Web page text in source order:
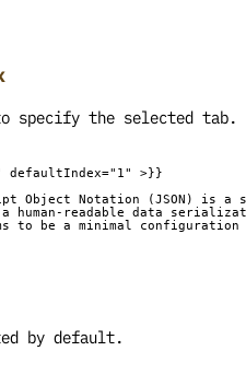
specify the selected tab.
by default.